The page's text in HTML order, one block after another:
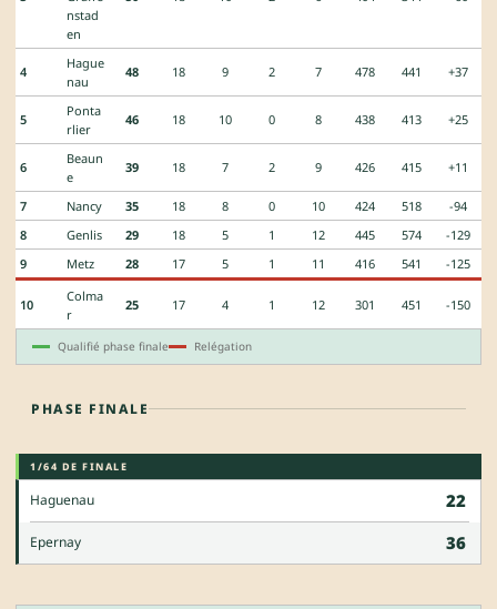
nstad
en
4
Hague
nau
48 18 9 2 7 478 441 +37
5
Ponta
rlier
46 18 10 0 8 438 413 +25
6
Beaun
e
39 18 7 2 9 426 415 +11
7 Nancy 35 18 8 0 10 424 518
-94
8
Genlis 29 18 5 1 12 445 574
-129
9
Metz 28 17 5 1 11 416 541 -125
10
Colma
r
25 17 4 1 12 301 451 -150
Qualifié phase finale Relégation
PHASE FINALE
1/64 DE FINALE
Haguenau 22
Epernay 36